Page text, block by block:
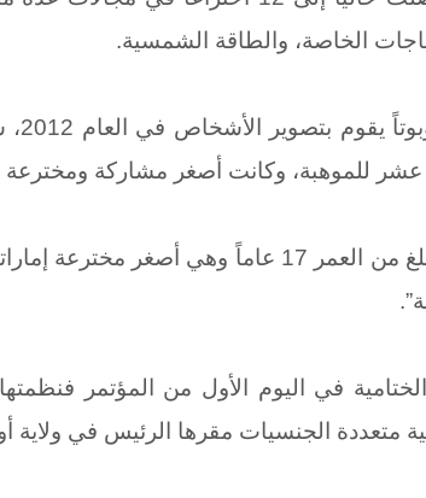
الخاصة، والطاقة الشمسية.
يقوم بتصوير
عشر للموهبة، وكانت أصغر مشاركة ومخترعة
من العمر 17 عاما وهي أصغر مخترعة
في اليوم الأول من المؤتمر
متعددة الجنسيات مقرها الرئيس في ولاية